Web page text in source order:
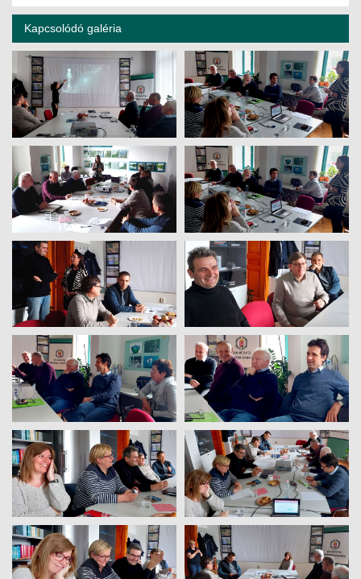
SZEMÉLYES PORTFÓLIÓK
KAPCSOLAT
Kapcsolódó galéria